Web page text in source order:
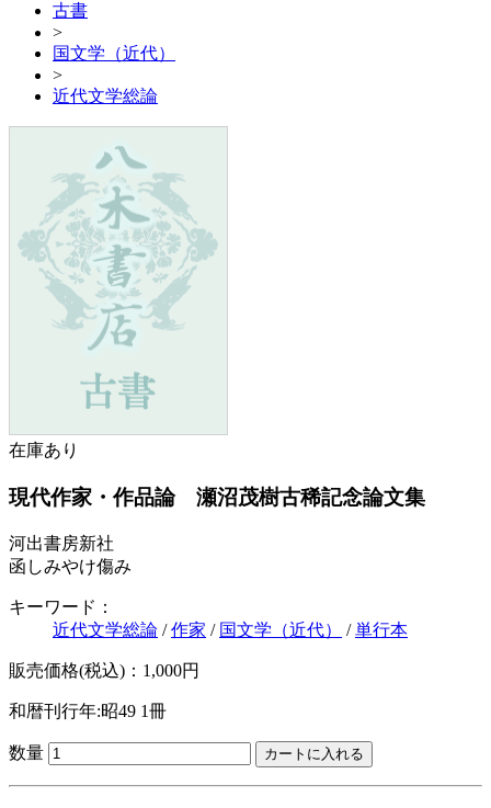
古書
>
国文学（近代）
>
近代文学総論
在庫あり
現代作家・作品論 瀬沼茂樹古稀記念論文集
河出書房新社
函しみやけ傷み
キーワード：
近代文学総論 /作家 / 国文学（近代） /単行本
販売価格(税込)：1,000円
和暦刊行年:昭49 1冊
数量